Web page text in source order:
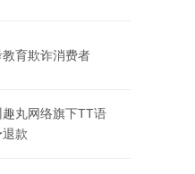
育欺诈消费者
丸网络旗下TT语
款